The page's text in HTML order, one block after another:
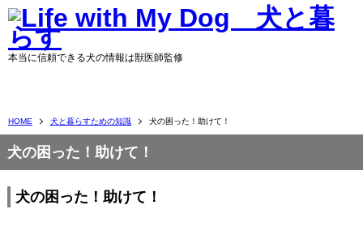
本当に信頼できる犬の情報は獣医師監修
HOME 犬と暮らすための知識 犬の困った！助けて！
犬の困った！助けて！
犬の困った！助けて！